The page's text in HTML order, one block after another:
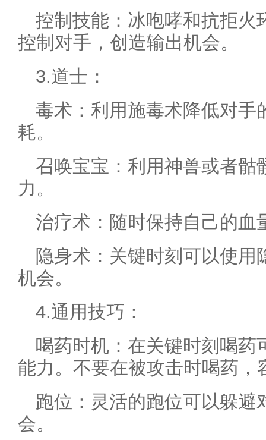
控制技能：冰咆哮和抗拒火
控制对手，创造输出机会。
3.道士：
毒术：利用施毒术降低对手
耗。
召唤宝宝：利用神兽或者骷
力。
治疗术：随时保持自己的血
隐身术：关键时刻可以使用
机会。
4.通用技巧：
喝药时机：在关键时刻喝药
能力。不要在被攻击时喝药，
跑位：灵活的跑位可以躲避
会。